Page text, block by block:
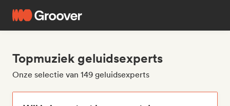
Topmuziek geluidsexperts
Onze selectie van 149 geluidsexperts